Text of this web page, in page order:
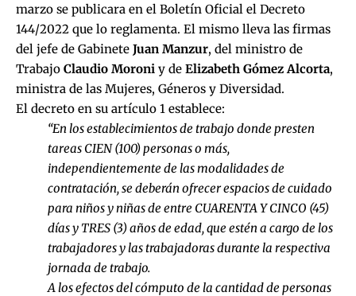
marzo se publicara en el Boletín Oficial el Decreto
144/2022 que lo reglamenta. El mismo lleva las firmas
del jefe de Gabinete Juan Manzur, del ministro de
Trabajo Claudio Moroni y de Elizabeth Gómez Alcorta,
ministra de las Mujeres, Géneros y Diversidad.
El decreto en su artículo 1 establece:
“En los establecimientos de trabajo donde presten
tareas CIEN (100) personas o más,
independientemente de las modalidades de
contratación, se deberán ofrecer espacios de cuidado
para niños y niñas de entre CUARENTA Y CINCO (45)
días y TRES (3) años de edad, que estén a cargo de los
trabajadores y las trabajadoras durante la respectiva
jornada de trabajo.
A los efectos del cómputo de la cantidad de personas